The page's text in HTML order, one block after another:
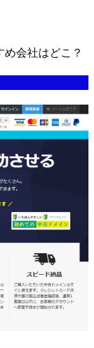
会社はどこ？